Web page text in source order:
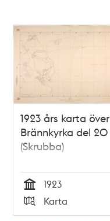
1923 års karta över
Brännkyrka del 20
(Skrubba)
Tid
1923
Typ
Karta